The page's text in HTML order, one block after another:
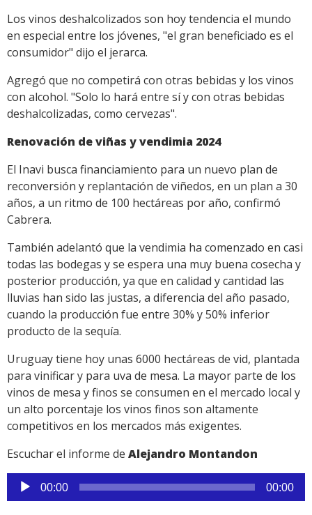
Los vinos deshalcolizados son hoy tendencia el mundo
en especial entre los jóvenes, "el gran beneficiado es el
consumidor" dijo el jerarca.
Agregó que no competirá con otras bebidas y los vinos
con alcohol. "Solo lo hará entre sí y con otras bebidas
deshalcolizadas, como cervezas".
Renovación de viñas y vendimia 2024
El Inavi busca financiamiento para un nuevo plan de
reconversión y replantación de viñedos, en un plan a 30
años, a un ritmo de 100 hectáreas por año, confirmó
Cabrera.
También adelantó que la vendimia ha comenzado en casi
todas las bodegas y se espera una muy buena cosecha y
posterior producción, ya que en calidad y cantidad las
lluvias han sido las justas, a diferencia del año pasado,
cuando la producción fue entre 30% y 50% inferior
producto de la sequía.
Uruguay tiene hoy unas 6000 hectáreas de vid, plantada
para vinificar y para uva de mesa. La mayor parte de los
vinos de mesa y finos se consumen en el mercado local y
un alto porcentaje los vinos finos son altamente
competitivos en los mercados más exigentes.
Escuchar el informe de Alejandro Montandon
Reproductor
de
00:00 00:00